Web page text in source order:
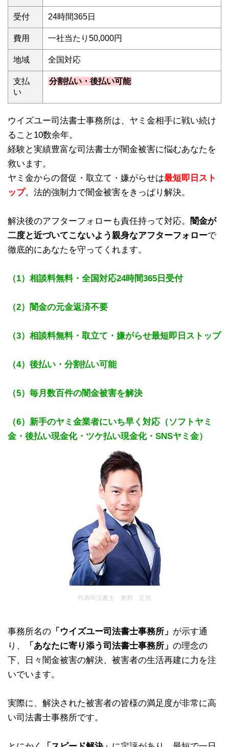
受付 24時間365日
費用 一社当たり50,000円
地域 全国対応
支払
い
分割払い・後払い可能
ウイズユー司法書士事務所は、ヤミ金相手に戦い続け
ること10数余年。
経験と実績豊富な司法書士が闇金被害に悩むあなたを
救います。
ヤミ金からの督促・取立て・嫌がらせは最短即日スト
ップ。法的強制力で闇金被害をきっぱり解決。
解決後のアフターフォローも責任持って対応。
闇金が
二度と近づいてこないよう親身なアフターフォローで
徹底的にあなたを守ってくれます。
（1）相談料無料・全国対応24時間365日受付
（2）闇金の元金返済不要
（3）相談料無料・取立て・嫌がらせ最短即日ストップ
（4）後払い・分割払い可能
（5）毎月数百件の闇金被害を解決
（6）新手のヤミ金業者にいち早く対応（ソフトヤミ
金・後払い現金化・ツケ払い現金化・SNSヤミ金）
代表司法書士 奥野 正智
事務所名の 「ウイズユー司法書士事務所」 が示す通
り、
「あなたに寄り添う司法書士事務所」 の理念の
下、日々闇金被害の解決、被害者の生活再建に力を注
いでいます。
実際に、解決された被害者の皆様の満足度が非常に高
い司法書士事務所です。